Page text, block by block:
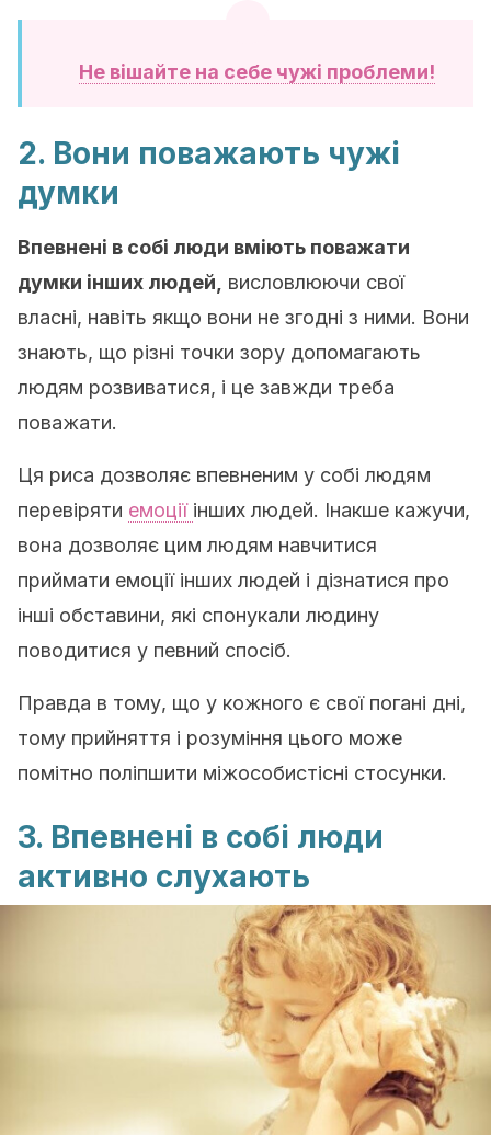
Не вішайте на себе чужі проблеми!
2. Вони поважають чужі
думки
Впевнені в собі люди вміють поважати
думки інших людей,
висловлюючи свої
власні, навіть якщо вони не згодні з ними. Вони
знають, що різні точки зору допомагають
людям розвиватися, і це завжди треба
поважати.
Ця риса дозволяє впевненим у собі людям
перевіряти емоції інших людей. Інакше кажучи,
вона дозволяє цим людям навчитися
приймати емоції інших людей і дізнатися про
інші обставини, які спонукали людину
поводитися у певний спосіб.
Правда в тому, що у кожного є свої погані дні,
тому прийняття і розуміння цього може
помітно поліпшити міжособистісні стосунки.
3. Впевнені в собі люди
активно слухають